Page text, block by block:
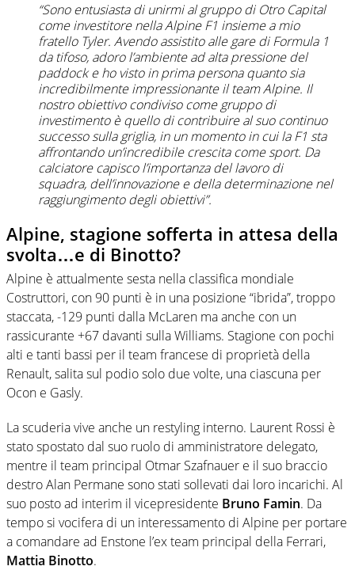
“Sono entusiasta di unirmi al gruppo di Otro Capital
come investitore nella Alpine F1 insieme a mio
fratello Tyler. Avendo assistito alle gare di Formula 1
da tifoso, adoro l’ambiente ad alta pressione del
paddock e ho visto in prima persona quanto sia
incredibilmente impressionante il team Alpine. Il
nostro obiettivo condiviso come gruppo di
investimento è quello di contribuire al suo continuo
successo sulla griglia, in un momento in cui la F1 sta
affrontando un’incredibile crescita come sport. Da
calciatore capisco l’importanza del lavoro di
squadra, dell’innovazione e della determinazione nel
raggiungimento degli obiettivi”.
Alpine, stagione sofferta in attesa della
svolta…e di Binotto?
Alpine è attualmente sesta nella classifica mondiale
Costruttori, con 90 punti è in una posizione “ibrida”, troppo
staccata, -129 punti dalla McLaren ma anche con un
rassicurante +67 davanti sulla Williams. Stagione con pochi
alti e tanti bassi per il team francese di proprietà della
Renault, salita sul podio solo due volte, una ciascuna per
Ocon e Gasly.
La scuderia vive anche un restyling interno. Laurent Rossi è
stato spostato dal suo ruolo di amministratore delegato,
mentre il team principal Otmar Szafnauer e il suo braccio
destro Alan Permane sono stati sollevati dai loro incarichi. Al
suo posto ad interim il vicepresidente Bruno Famin. Da
tempo si vocifera di un interessamento di Alpine per portare
a comandare ad Enstone l’ex team principal della Ferrari,
Mattia Binotto.